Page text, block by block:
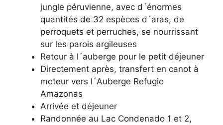
jungle péruvienne, avec d´énormes
quantités de 32 espèces d´aras, de
perroquets et perruches, se nourrissant
sur les parois argileuses
Retour à l´auberge pour le petit déjeuner
Directement après, transfert en canot à
moteur vers l´Auberge Refugio
Amazonas
Arrivée et déjeuner
Randonnée au Lac Condenado 1 et 2,